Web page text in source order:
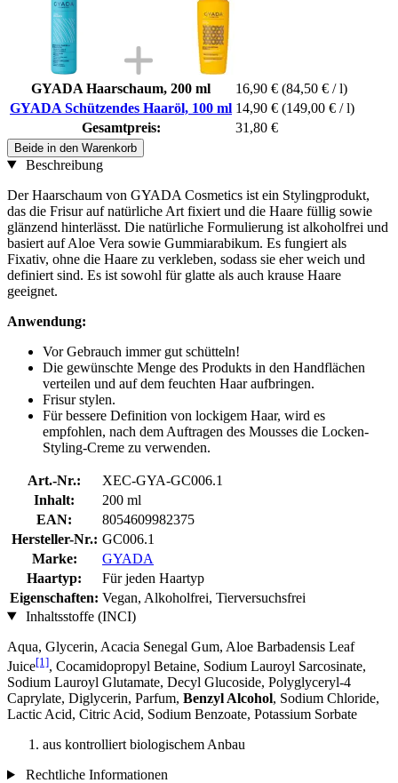
GYADA Haarschaum, 200 ml 16,90 € (84,50 € / l)
GYADA Schützendes Haaröl, 100 ml 14,90 € (149,00 € / l)
Gesamtpreis:
31,80 €
Beide in den Warenkorb
Beschreibung
Der Haarschaum von GYADA Cosmetics ist ein Stylingprodukt,
das die Frisur auf natürliche Art fixiert und die Haare füllig sowie
glänzend hinterlässt. Die natürliche Formulierung ist alkoholfrei und
basiert auf Aloe Vera sowie Gummiarabikum. Es fungiert als
Fixativ, ohne die Haare zu verkleben, sodass sie eher weich und
definiert sind. Es ist sowohl für glatte als auch krause Haare
geeignet.
Anwendung:
Vor Gebrauch immer gut schütteln!
Die gewünschte Menge des Produkts in den Handflächen
verteilen und auf dem feuchten Haar aufbringen.
Frisur stylen.
Für bessere Definition von lockigem Haar, wird es
empfohlen, nach dem Auftragen des Mousses die Locken-
Styling-Creme zu verwenden.
Art.-Nr.:
XEC-GYA-GC006.1
Inhalt:
200 ml
EAN:
8054609982375
Hersteller-Nr.: GC006.1
Marke:
GYADA
Haartyp:
Für jeden Haartyp
Eigenschaften: Vegan, Alkoholfrei, Tierversuchsfrei
Inhaltsstoffe (INCI)
Aqua, Glycerin, Acacia Senegal Gum, Aloe Barbadensis Leaf
Juice[1], Cocamidopropyl Betaine, Sodium Lauroyl Sarcosinate,
Sodium Lauroyl Glutamate, Decyl Glucoside, Polyglyceryl-4
Caprylate, Diglycerin, Parfum, Benzyl Alcohol, Sodium Chloride,
Lactic Acid, Citric Acid, Sodium Benzoate, Potassium Sorbate
aus kontrolliert biologischem Anbau
Rechtliche Informationen